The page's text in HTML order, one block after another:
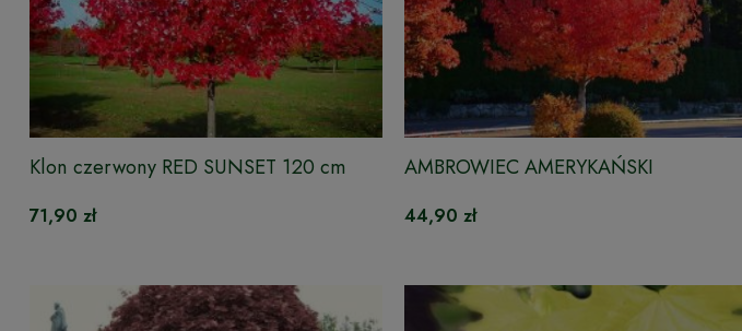
Klon czerwony RED SUNSET 120 cm
71,90 zł
AMBROWIEC AMERYKAŃSKI
44,90 zł